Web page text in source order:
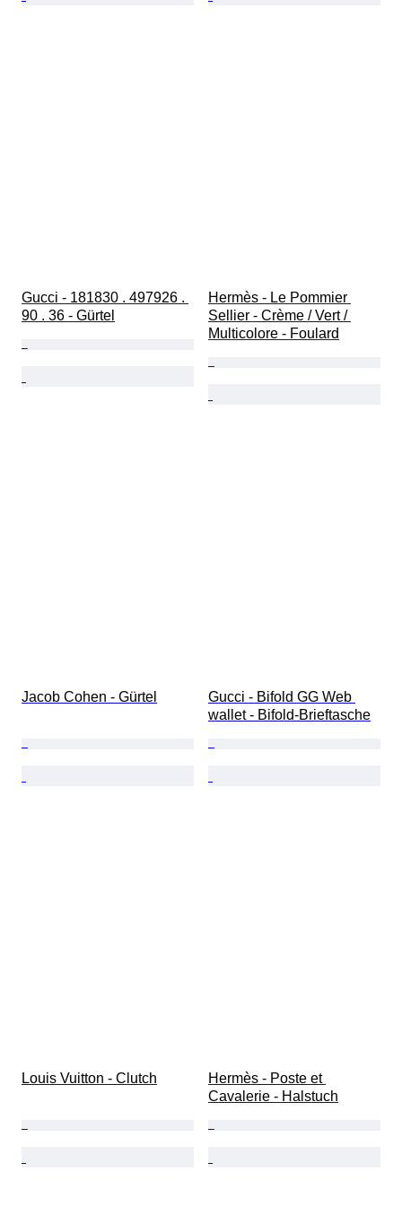
Gucci - 181830 . 497926 .
90 . 36 - Gürtel
Hermès - Le Pommier
Sellier - Crème / Vert /
Multicolore - Foulard
Jacob Cohen - Gürtel
Gucci - Bifold GG Web
wallet - Bifold-Brieftasche
Louis Vuitton - Clutch
Hermès - Poste et
Cavalerie - Halstuch